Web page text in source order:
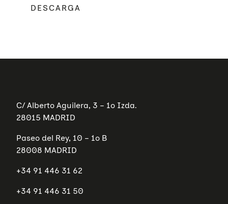
Sobre UNAF
Nuestra red
Transparencia
Áreas de acción
Diversidad familiar
Familias reconstituidas
Mediación
Qué hacemos
Atención directa
Sensibilización
Blog
DESCARGA
C/ Alberto Aguilera, 3 – 1º Izda.
28015 MADRID
Paseo del Rey, 10 – 1º B
28008 MADRID
+34 91 446 31 62
+34 91 446 31 50